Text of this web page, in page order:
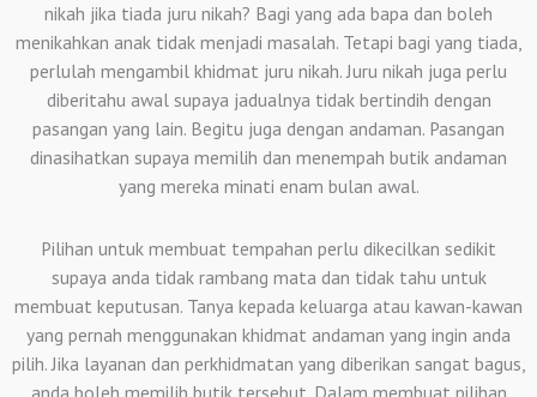
nikah jika tiada juru nikah? Bagi yang ada bapa dan boleh
menikahkan anak tidak menjadi masalah. Tetapi bagi yang tiada,
perlulah mengambil khidmat juru nikah. Juru nikah juga perlu
diberitahu awal supaya jadualnya tidak bertindih dengan
pasangan yang lain. Begitu juga dengan andaman. Pasangan
dinasihatkan supaya memilih dan menempah butik andaman
yang mereka minati enam bulan awal.
Pilihan untuk membuat tempahan perlu dikecilkan sedikit
supaya anda tidak rambang mata dan tidak tahu untuk
membuat keputusan. Tanya kepada keluarga atau kawan-kawan
yang pernah menggunakan khidmat andaman yang ingin anda
pilih. Jika layanan dan perkhidmatan yang diberikan sangat bagus,
anda boleh memilih butik tersebut. Dalam membuat pilihan